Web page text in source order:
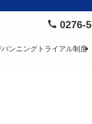
バンニングトライアル制度
0276-